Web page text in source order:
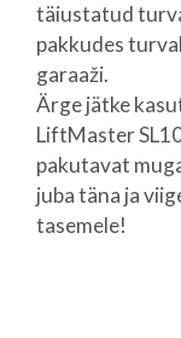
täiustatud
pakkudes
garaaži.
Ärge jätke
LiftMaster
pakutavat
juba täna ja
tasemele!